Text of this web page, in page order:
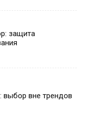
защита
выбор вне трендов